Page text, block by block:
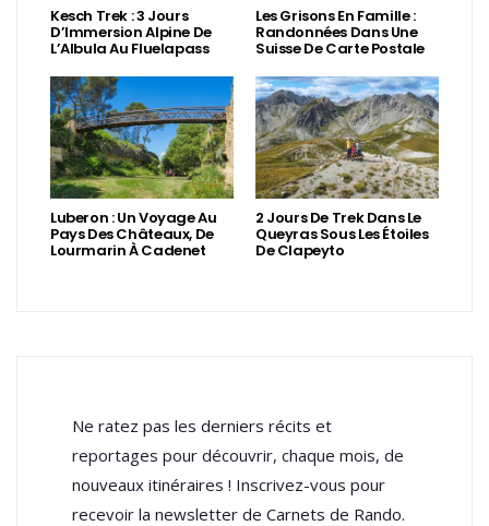
Kesch Trek : 3 Jours
D’Immersion Alpine De
L’Albula Au Fluelapass
Les Grisons En Famille :
Randonnées Dans Une
Suisse De Carte Postale
Luberon : Un Voyage Au
Pays Des Châteaux, De
Lourmarin À Cadenet
2 Jours De Trek Dans Le
Queyras Sous Les Étoiles
De Clapeyto
Ne ratez pas les derniers récits et
reportages pour découvrir, chaque mois, de
nouveaux itinéraires ! Inscrivez-vous pour
recevoir la newsletter de Carnets de Rando.